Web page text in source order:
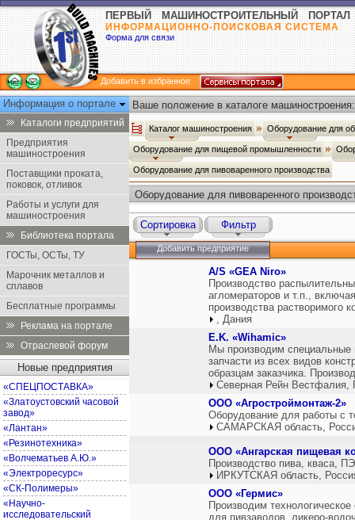
ПЕРВЫЙ МАШИНОСТРОИТЕЛЬНЫЙ ПОРТАЛ
ИНФОРМАЦИОННО-ПОИСКОВАЯ СИСТЕМА
Форма для связи
Добавить в избранное
Информация о портале
Каталоги предприятий
Предприятия
машиностроения
Поставщики проката,
поковок, отливок
Работы и услуги для
машиностроения
Библиотека портала
ГОСТы, ОСТы, ТУ
Марочник металлов и
сплавов
Бесплатные программы
Реклама на портале
Отраслевой форум
Новые предприятия
«СПЕЦПОСТАВКА»
«Златоустовский часовой
завод»
«Лантан»
«Резинотехника»
«Волчематьев А.Ю.»
«Электроресурс»
«СК-Полимеры»
«Научно-
исследовательский
Ваше положение в каталоге машиностроения:
Каталог машиностроения Оборудование для
Оборудование для пищевой промышленности
Оборудование для пивоваренного производства
Оборудование для пивоваренного
Сортировка Фильтр
Добавить предприятие
A/S «GEA Niro»
Производство
агломераторов и т.п.,
производства растворимого
, Дания
E.K. «Wihamic»
Мы производим
запчасти из всех видов
образцам заказчика.
Северная Рейн Вестфалия,
ООО «Агростроймонтаж-2»
Оборудование для работы с
САМАРСКАЯ область,
ООО «Ангарская пищевая
Производство пива, кваса,
ИРКУТСКАЯ область,
ООО «Гермис»
Производим
для пивзаводов, ликеро-